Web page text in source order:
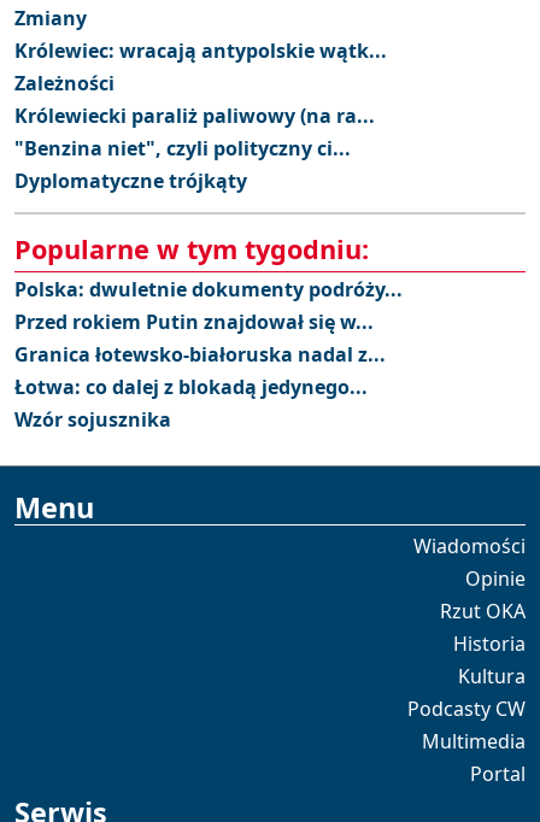
Zmiany
Królewiec: wracają antypolskie wątk...
Zależności
Królewiecki paraliż paliwowy (na ra...
"Benzina niet", czyli polityczny ci...
Dyplomatyczne trójkąty
Popularne w tym tygodniu:
Polska: dwuletnie dokumenty podróży...
Przed rokiem Putin znajdował się w...
Granica łotewsko-białoruska nadal z...
Łotwa: co dalej z blokadą jedynego...
Wzór sojusznika
Menu
Wiadomości
Opinie
Rzut OKA
Historia
Kultura
Podcasty CW
Multimedia
Portal
Serwis